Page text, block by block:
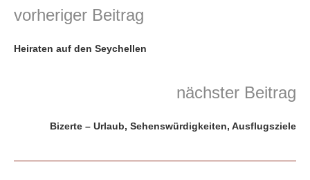
vorheriger Beitrag
Heiraten auf den Seychellen
nächster Beitrag
Bizerte – Urlaub, Sehenswürdigkeiten, Ausflugsziele